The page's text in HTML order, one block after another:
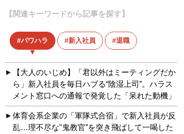
【関連キーワードから記事を探す】
パワハラ 新入社員 退職
【大人のいじめ】「君以外はミーティングだか
ら」新入社員を毎日ハブる“陰湿上司”。ハラス
メント窓口への通報で発覚した「呆れた動機」
体育会系企業の「軍隊式合宿」で新入社員が反
乱…理不尽な"鬼教官”を突き飛ばして一喝した